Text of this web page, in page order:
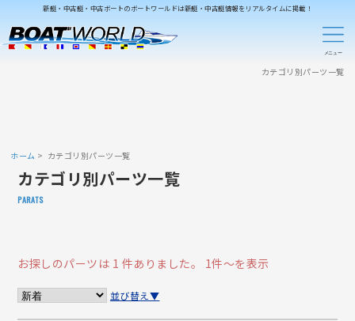
新艇・中古艇・中古ボートのボートワールドは新艇・中古艇情報をリアルタイムに掲載！
カテゴリ別パーツ一覧
ホーム カテゴリ別パーツ一覧
カテゴリ別パーツ一覧
PARATS
お探しのパーツは 1 件ありました。 1件～を表示
並び替え▼